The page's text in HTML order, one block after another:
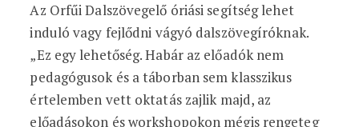
Az Orfűi Dalszövegelő óriási segítség lehet
induló vagy fejlődni vágyó dalszövegíróknak.
„Ez egy lehetőség. Habár az előadók nem
pedagógusok és a táborban sem klasszikus
értelemben vett oktatás zajlik majd, az
előadásokon és workshopokon mégis rengeteg